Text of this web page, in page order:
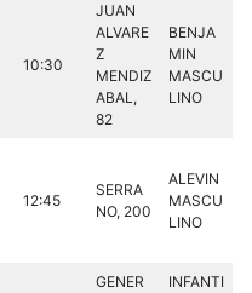
10:30
JUAN
ALVARE
Z
MENDIZ
ABAL,
82
BENJA
MIN
MASCU
LINO
12:45
SERRA
NO, 200
ALEVIN
MASCU
LINO
GENER
INFANTI